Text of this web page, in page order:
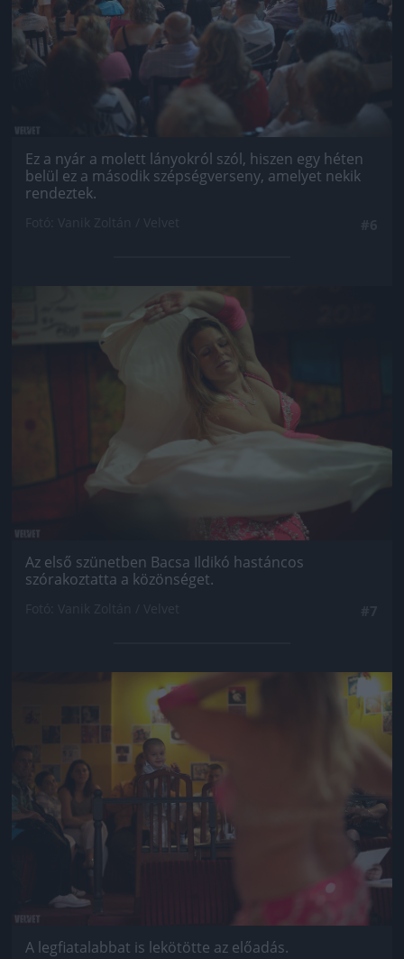
Ez a nyár a molett lányokról szól, hiszen egy héten
belül ez a második szépségverseny, amelyet nekik
rendeztek.
Jön még kép!
Az első szünetben Bacsa Ildikó hastáncos
szórakoztatta a közönséget.
Jön még kép!
A legfiatalabbat is lekötötte az előadás.